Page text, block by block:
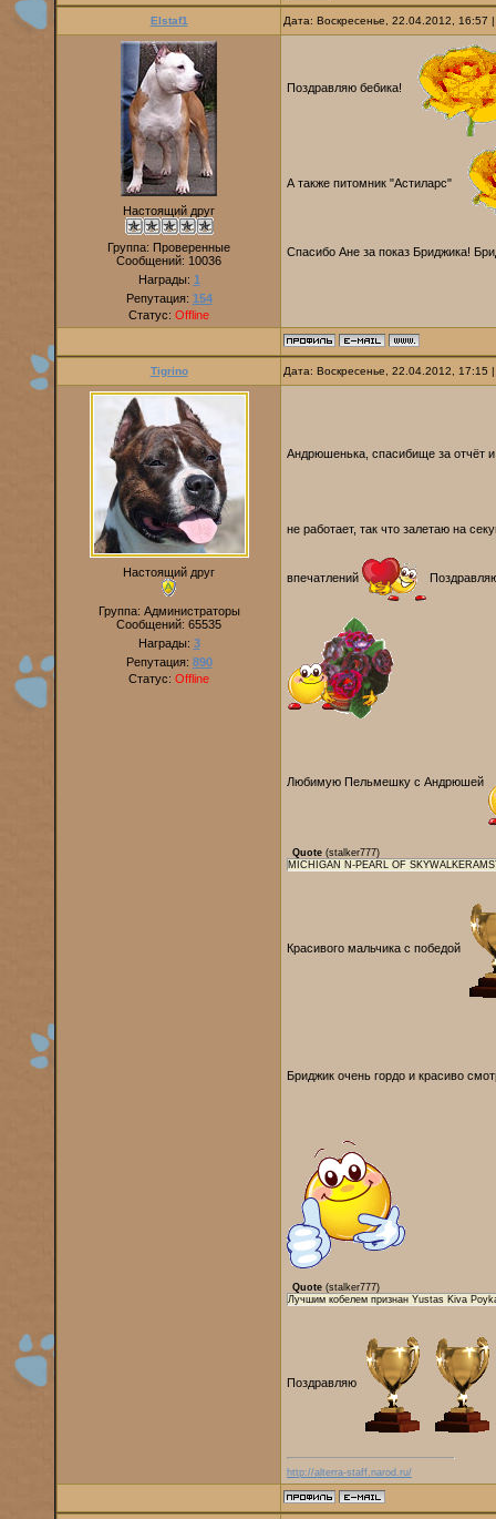
Elstaf1 Дата: Воскресенье, 22.04.2012,
Настоящий друг
Группа: Проверенные
Сообщений: 10036
Награды: 1
Репутация: 154
Статус: Offline
Поздравляю бебика!
А также питомник "Астиларс"
Спасибо Ане за показ Бриджика!
Tigrino Дата: Воскресенье, 22.04.2012,
Настоящий друг
Группа: Администраторы
Сообщений: 65535
Награды: 3
Репутация: 890
Статус: Offline
Андрюшенька, спасибище за отчёт
не работает, так что залетаю на
впечатлений
Любимую Пельмешку с Андрюшей
Quote (stalker777)
MICHIGAN N-PEARL OF
Красивого мальчика с победой
Бриджик очень гордо и красиво
Quote (stalker777)
Лучшим кобелем признан Yustas Kiva
Поздравляю
http://alterra-staff.narod.ru/